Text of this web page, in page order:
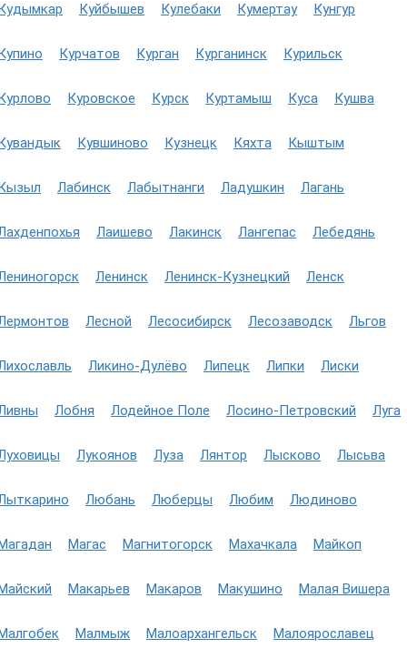
Куйбышев Кулебаки Кумертау Кунгур
Курчатов Курган Курганинск Курильск
Куровское Курск Куртамыш Куса Кушва
Кувшиново Кузнецк Кяхта Кыштым
Лабинск Лабытнанги Ладушкин Лагань
Лаишево Лакинск Лангепас Лебедянь
Ленинск Ленинск-Кузнецкий Ленск
Лесной Лесосибирск Лесозаводск Льгов
Ликино-Дулёво Липецк Липки Лиски
Лобня Лодейное Поле Лосино-Петровский Луга
Лукоянов Луза Лянтор Лысково Лысьва
Любань Люберцы Любим Людиново
Магас Магнитогорск Махачкала Майкоп
Макарьев Макаров Макушино Малая Вишера
Малмыж Малоархангельск Малоярославец